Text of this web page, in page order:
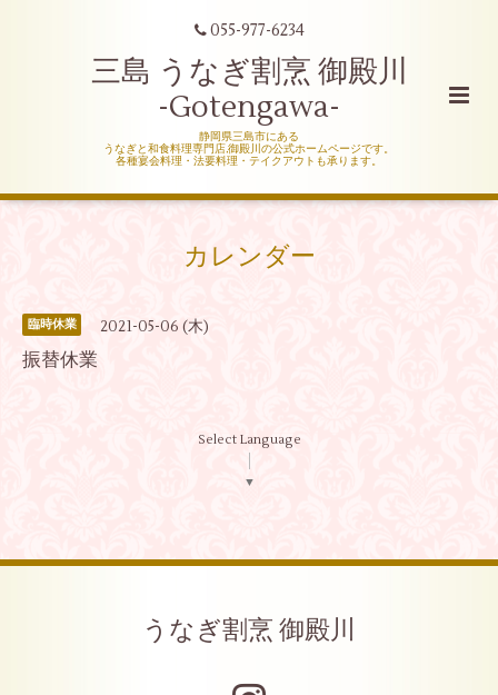
055-977-6234
三島 うなぎ割烹 御殿川
-Gotengawa-
静岡県三島市にある
うなぎと和食料理専門店,御殿川の公式ホームページです。
各種宴会料理・法要料理・テイクアウトも承ります。
カレンダー
臨時休業 2021-05-06 (木)
振替休業
Select Language
▼
うなぎ割烹 御殿川